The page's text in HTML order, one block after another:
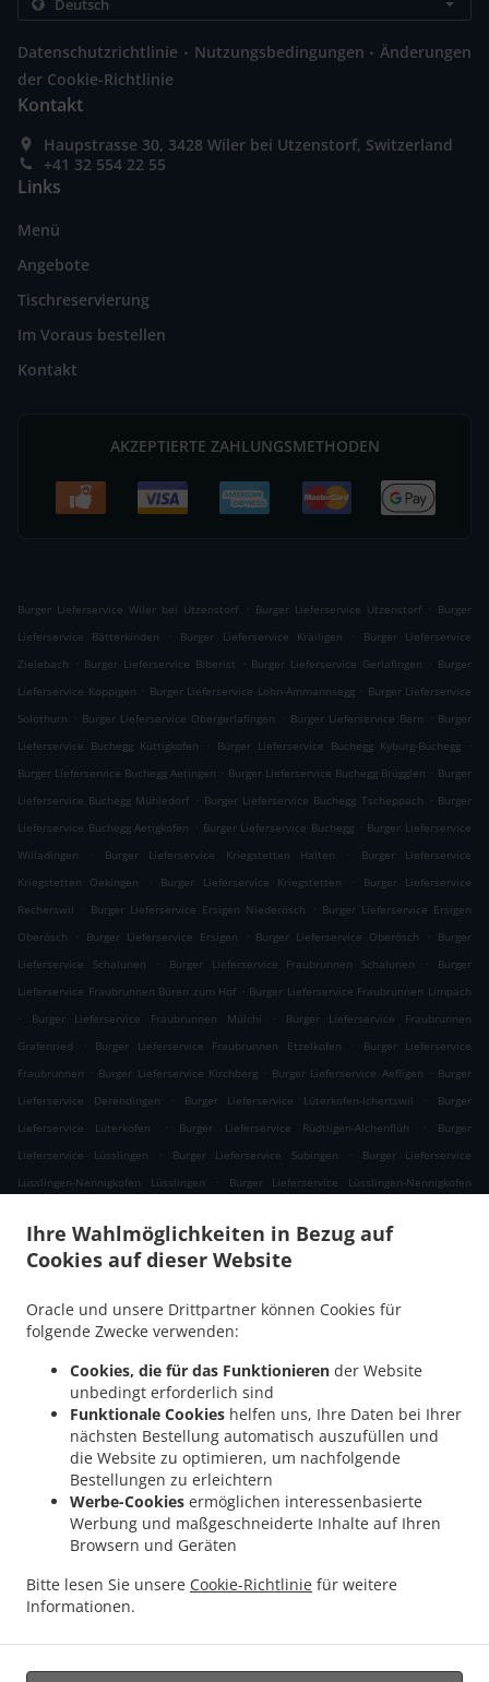
Ihre Wahlmöglichkeiten in Bezug auf
Cookies auf dieser Website
Oracle und unsere Drittpartner können Cookies für
folgende Zwecke verwenden:
Cookies, die für das Funktionieren der Website
unbedingt erforderlich sind
Funktionale Cookies helfen uns, Ihre Daten bei Ihrer
nächsten Bestellung automatisch auszufüllen und
die Website zu optimieren, um nachfolgende
Bestellungen zu erleichtern
Werbe-Cookies ermöglichen interessenbasierte
Werbung und maßgeschneiderte Inhalte auf Ihren
Browsern und Geräten
Bitte lesen Sie unsere Cookie-Richtlinie für weitere
Informationen.
Datenschutzrichtlinie . Nutzungsbedingungen . Änderungen
der Cookie-Richtlinie
Kontakt
Haupstrasse 30, 3428 Wiler bei Utzenstorf, Switzerland
+41 32 554 22 55
Links
Menü
Angebote
Tischreservierung
Im Voraus bestellen
Kontakt
AKZEPTIERTE ZAHLUNGSMETHODEN
Burger Lieferservice Wiler bei Utzenstorf . Burger Lieferservice Utzenstorf . Burger
Lieferservice Bätterkinden
. Burger Lieferservice Kräiligen .
Burger Lieferservice
Zielebach
. Burger Lieferservice Biberist . Burger Lieferservice Gerlafingen . Burger
Lieferservice Koppigen . Burger Lieferservice Lohn-Ammannsegg . Burger Lieferservice
Solothurn . Burger Lieferservice Obergerlafingen . Burger Lieferservice Bern . Burger
Lieferservice Buchegg Küttigkofen
. Burger Lieferservice Buchegg Kyburg-Buchegg
.
Burger Lieferservice Buchegg Aetingen . Burger Lieferservice Buchegg Brügglen . Burger
Lieferservice Buchegg Mühledorf . Burger Lieferservice Buchegg Tscheppach . Burger
Lieferservice Buchegg Aetigkofen . Burger Lieferservice Buchegg . Burger Lieferservice
Willadingen
. Burger Lieferservice Kriegstetten Halten .
Burger Lieferservice
Kriegstetten Oekingen
. Burger Lieferservice Kriegstetten .
Burger Lieferservice
Recherswil
. Burger Lieferservice Ersigen Niederösch . Burger Lieferservice Ersigen
Oberösch
. Burger Lieferservice Ersigen . Burger Lieferservice Oberösch . Burger
Lieferservice Schalunen
. Burger Lieferservice Fraubrunnen Schalunen .
Burger
Lieferservice Fraubrunnen Büren zum Hof . Burger Lieferservice Fraubrunnen Limpach
.
Burger Lieferservice Fraubrunnen Mülchi .
Burger Lieferservice Fraubrunnen
Grafenried
. Burger Lieferservice Fraubrunnen Etzelkofen .
Burger Lieferservice
Fraubrunnen . Burger Lieferservice Kirchberg . Burger Lieferservice Aefligen . Burger
Lieferservice Derendingen
. Burger Lieferservice Lüterkofen-Ichertswil .
Burger
Lieferservice Lüterkofen
. Burger Lieferservice Rüdtligen-Alchenflüh .
Burger
Lieferservice Lüsslingen
. Burger Lieferservice Subingen .
Burger Lieferservice
Lüsslingen-Nennigkofen Lüsslingen
.
Burger Lieferservice Lüsslingen-Nennigkofen
Horriwil
Burger Lieferservice Halten . Burger Lieferservice Drei Höfe Heinrichswil-
Winistorf . Burger Lieferservice Drei Höfe Hersiwil
Lieferservice Alchenstorf
. Burger Lieferservice Oekingen . Burger Lieferservice
Burger Lieferservice Etziken . Burger Lieferservice Hüniken . Burger Lieferservice
Burger Lieferservice Oberramsern . Burger Lieferservice Kyburg-Buchegg
Burger Lieferservice Brügglen
. Burger Lieferservice Leuzigen . Burger Lieferservice
Niederösch . Burger Lieferservice Unterramsern . Burger Lieferservice Aetingen
Burger Lieferservice Hellsau . Burger Lieferservice Tscheppach
Burger Lieferservice Aeschi . Burger Lieferservice Bolken
Lieferservice Winistorf . Burger Lieferservice Seeberg .
Lieferservice Zauggenried
. Burger Lieferservice Burgdorf .
Burger Lieferservice
Lieferservice. Essen zum mitnehmen und zum Liefern